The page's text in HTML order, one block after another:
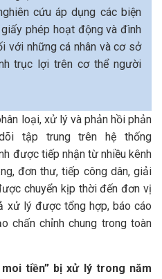
cứu áp dụng các biện
phép hoạt động và đình
với những cá nhân và cơ sở
trục lợi trên cơ thể người
loại, xử lý và phản hồi phản
tập trung trên hệ thống
được tiếp nhận từ nhiều kênh
đơn thư, tiếp công dân, giải
chuyển kịp thời đến đơn vị
xử lý được tổng hợp, báo cáo
chấn chỉnh chung trong toàn
tiền”bị xử lý trong năm